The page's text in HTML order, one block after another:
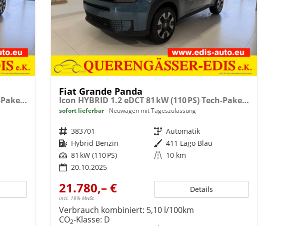
Icon HYBRID 1.2 eDCT 81 kW (110 PS) Tech-Paket, Navigationssystem, Klimaautomatik, höhenverstellbarer Fahrersitz, Radio, DAB, Touchscreen, Einparkhilfe vorne und hinten, Rückfahrkamera, Regensensor, Tempomat, Volldigitales Kombiinstrument, uvm.
Fiat Grande Panda
Icon HYBRID 1.2 eDCT 81 kW (110 PS) Tech-Paket, Navigationssystem, Klimaautomatik, höhenverstellbarer Fahrersitz, Radio, DAB, Touchscreen, Einparkhilfe vorne und hinten, Rückfahrkamera, Regensensor, Tempomat, Volldigitales Kombiinstrument, uvm.
sofort lieferbar Neuwagen mit Tageszulassung
Fahrzeugnr. 383701 Getriebe Automatik
Kraftstoff Hybrid Benzin Außenfarbe 411 Lago Blau
Leistung 81 kW (110 PS) Kilometerstand 10 km
20.10.2025
21.780,– €
incl. 19% MwSt.
Details
Verbrauch kombiniert: 5,10 l/100km
CO2-Klasse: D